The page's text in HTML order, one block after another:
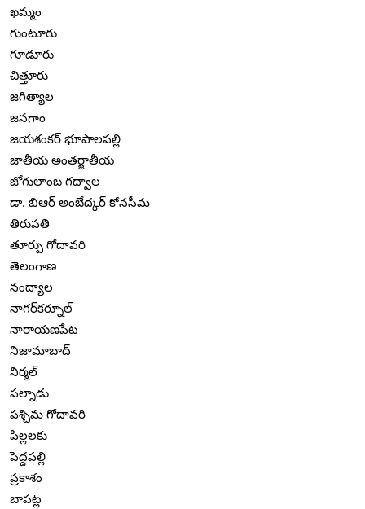
ఖమ్మం
గుంటూరు
గూడూరు
చిత్తూరు
జగిత్యాల
జనగాం
జయశంకర్ భూపాలపల్లి
జాతీయ అంతర్జాతీయ
జోగులాంబ గద్వాల
డా. బిఆర్ అంబేద్కర్ కోనసీమ
తిరుపతి
తూర్పు గోదావరి
తెలంగాణ
నంద్యాల
నాగర్‌కర్నూల్
నారాయణపేట
నిజామాబాద్
నిర్మల్
పల్నాడు
పశ్చిమ గోదావరి
పిల్లలకు
పెద్దపల్లి
ప్రకాశం
బాపట్ల